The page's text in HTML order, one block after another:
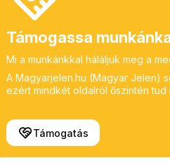
Támogassa
Mi a munkánkkal háláljuk meg a
A Magyarjelen.hu (Magyar Jelen)
ezért mindkét oldalról őszintén
Támogatás